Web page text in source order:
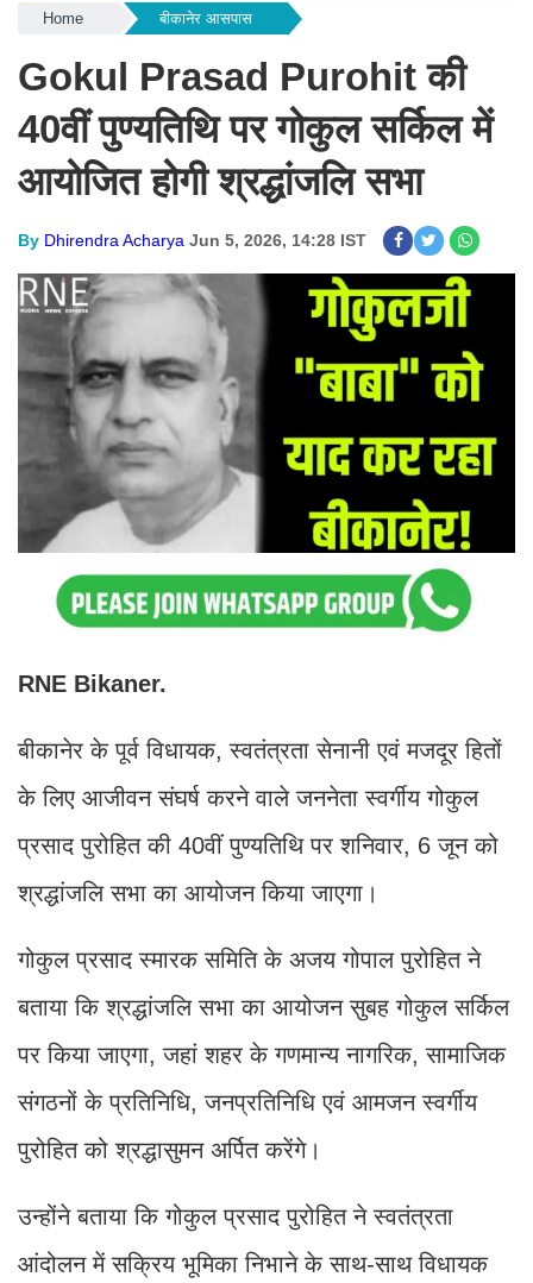
Home बीकानेर आसपास
Gokul Prasad Purohit की
40वीं पुण्यतिथि पर गोकुल सर्किल में
आयोजित होगी श्रद्धांजलि सभा
By Dhirendra Acharya Jun 5, 2026, 14:28 IST
RNE Bikaner.
बीकानेर के पूर्व विधायक, स्वतंत्रता सेनानी एवं मजदूर हितों
के लिए आजीवन संघर्ष करने वाले जननेता स्वर्गीय गोकुल
प्रसाद पुरोहित की 40वीं पुण्यतिथि पर शनिवार, 6 जून को
श्रद्धांजलि सभा का आयोजन किया जाएगा।
गोकुल प्रसाद स्मारक समिति के अजय गोपाल पुरोहित ने
बताया कि श्रद्धांजलि सभा का आयोजन सुबह गोकुल सर्किल
पर किया जाएगा, जहां शहर के गणमान्य नागरिक, सामाजिक
संगठनों के प्रतिनिधि, जनप्रतिनिधि एवं आमजन स्वर्गीय
पुरोहित को श्रद्धासुमन अर्पित करेंगे।
उन्होंने बताया कि गोकुल प्रसाद पुरोहित ने स्वतंत्रता
आंदोलन में सक्रिय भूमिका निभाने के साथ-साथ विधायक